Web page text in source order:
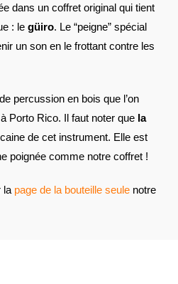
dans un coffret original qui tient
: le güiro. Le “peigne” spécial
un son en le frottant contre les
percussion en bois que l’on
Porto Rico. Il faut noter que la
de cet instrument. Elle est
poignée comme notre coffret !
la page de la bouteille seulenotre